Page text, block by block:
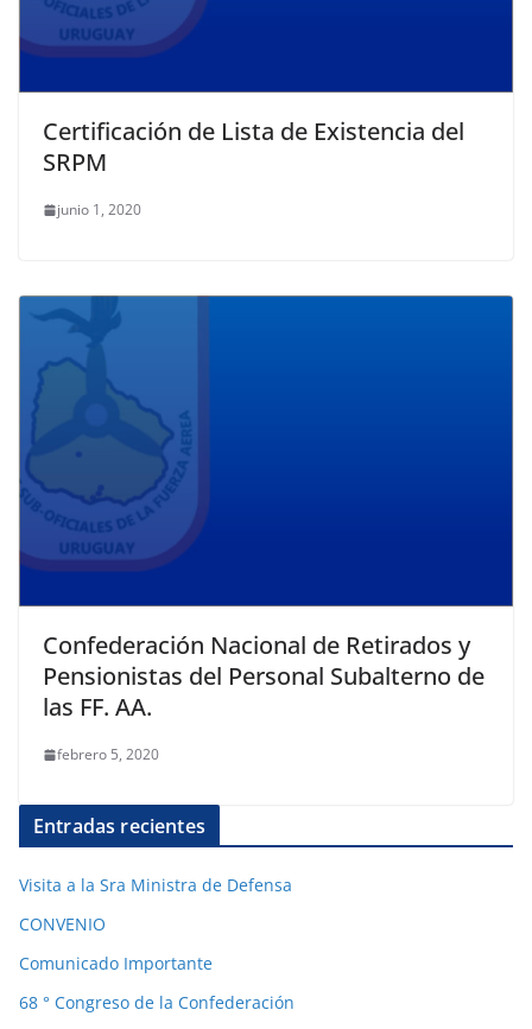
Certificación de Lista de Existencia del
SRPM
junio 1, 2020
Confederación Nacional de Retirados y
Pensionistas del Personal Subalterno de
las FF. AA.
febrero 5, 2020
Entradas recientes
Visita a la Sra Ministra de Defensa
CONVENIO
Comunicado Importante
68 ° Congreso de la Confederación